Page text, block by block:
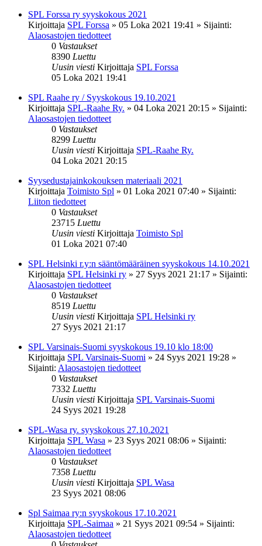
SPL Forssa ry syyskokous 2021
Kirjoittaja SPL Forssa » 05 Loka 2021 19:41 » Sijainti:
Alaosastojen tiedotteet
0 Vastaukset
8390 Luettu
Uusin viesti Kirjoittaja SPL Forssa
05 Loka 2021 19:41
SPL Raahe ry / Syyskokous 19.10.2021
Kirjoittaja SPL-Raahe Ry. » 04 Loka 2021 20:15 » Sijainti:
Alaosastojen tiedotteet
0 Vastaukset
8299 Luettu
Uusin viesti Kirjoittaja SPL-Raahe Ry.
04 Loka 2021 20:15
Syysedustajainkokouksen materiaali 2021
Kirjoittaja Toimisto Spl » 01 Loka 2021 07:40 » Sijainti:
Liiton tiedotteet
0 Vastaukset
23715 Luettu
Uusin viesti Kirjoittaja Toimisto Spl
01 Loka 2021 07:40
SPL Helsinki r.y:n sääntömääräinen syyskokous 14.10.2021
Kirjoittaja SPL Helsinki ry » 27 Syys 2021 21:17 » Sijainti:
Alaosastojen tiedotteet
0 Vastaukset
8519 Luettu
Uusin viesti Kirjoittaja SPL Helsinki ry
27 Syys 2021 21:17
SPL Varsinais-Suomi syyskokous 19.10 klo 18:00
Kirjoittaja SPL Varsinais-Suomi » 24 Syys 2021 19:28 »
Sijainti: Alaosastojen tiedotteet
0 Vastaukset
7332 Luettu
Uusin viesti Kirjoittaja SPL Varsinais-Suomi
24 Syys 2021 19:28
SPL-Wasa ry. syyskokous 27.10.2021
Kirjoittaja SPL Wasa » 23 Syys 2021 08:06 » Sijainti:
Alaosastojen tiedotteet
0 Vastaukset
7358 Luettu
Uusin viesti Kirjoittaja SPL Wasa
23 Syys 2021 08:06
Spl Saimaa ry:n syyskokous 17.10.2021
Kirjoittaja SPL-Saimaa » 21 Syys 2021 09:54 » Sijainti:
Alaosastojen tiedotteet